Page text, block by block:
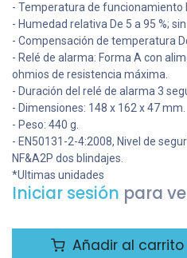
- Temperatura de funcionamiento
- Humedad relativa De 5 a 95 %;
- Compensación de temperatura
- Relé de alarma: Forma A con
ohmios de resistencia máxima.
- Duración del relé de alarma 3
- Dimensiones: 148 x 162 x 47 mm.
- Peso: 440 g.
- EN50131-2-4:2008, Nivel de
NF&A2P dos blindajes.
*Ultimas unidades
Iniciar sesión para
Añadir al carrito